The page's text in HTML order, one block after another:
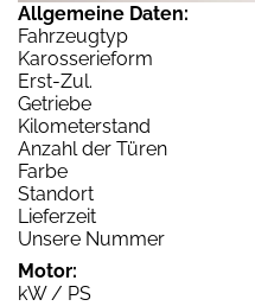
Allgemeine Daten:
Fahrzeugtyp
Karosserieform
Erst-Zul.
Getriebe
Kilometerstand
Anzahl der Türen
Farbe
Standort
Lieferzeit
Unsere Nummer
Motor:
kW / PS